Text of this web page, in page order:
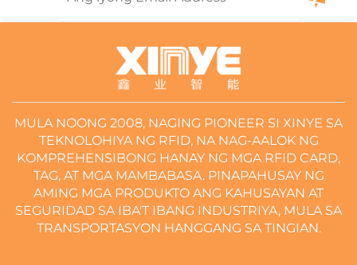
MULA NOONG 2008, NAGING PIONEER SI XINYE SA
TEKNOLOHIYA NG RFID, NA NAG-AALOK NG
KOMPREHENSIBONG HANAY NG MGA RFID CARD,
TAG, AT MGA MAMBABASA. PINAPAHUSAY NG
AMING MGA PRODUKTO ANG KAHUSAYAN AT
SEGURIDAD SA IBA'T IBANG INDUSTRIYA, MULA SA
TRANSPORTASYON HANGGANG SA TINGIAN.